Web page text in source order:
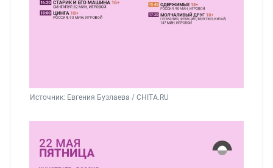
Источник: Евгения Бузлаева / CHITA.RU